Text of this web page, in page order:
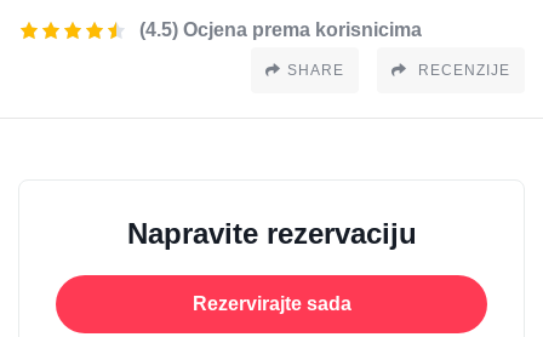
(4.5) Ocjena prema korisnicima
SHARE RECENZIJE
Napravite rezervaciju
Rezervirajte sada